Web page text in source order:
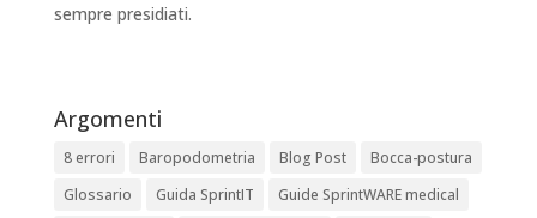
sempre presidiati.
Argomenti
8 errori Baropodometria Blog Post
Bocca-postura
Glossario
Guida SprintIT
Guide SprintWARE medical